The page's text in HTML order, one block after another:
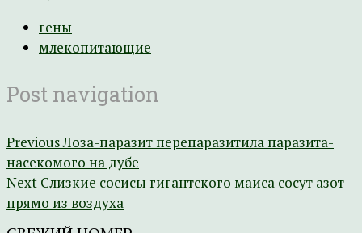
гены
млекопитающие
Post navigation
PreviousЛоза-паразит перепаразитила паразита-
насекомого на дубе
Next Слизкие сосисы гигантского маиса сосут азот
прямо из воздуха